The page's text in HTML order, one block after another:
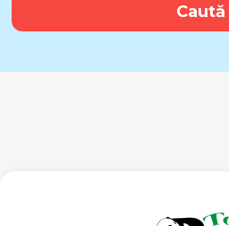
Caută